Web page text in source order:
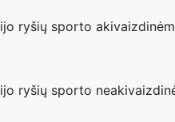
ryšių sporto
ryšių sporto